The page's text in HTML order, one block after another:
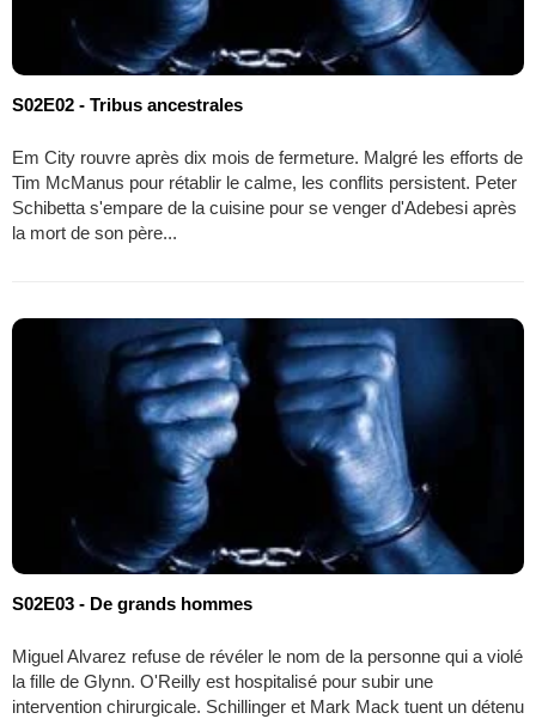
S02E02 - Tribus ancestrales
Em City rouvre après dix mois de fermeture. Malgré les efforts de
Tim McManus pour rétablir le calme, les conflits persistent. Peter
Schibetta s'empare de la cuisine pour se venger d'Adebesi après
la mort de son père...
S02E03 - De grands hommes
Miguel Alvarez refuse de révéler le nom de la personne qui a violé
la fille de Glynn. O'Reilly est hospitalisé pour subir une
intervention chirurgicale. Schillinger et Mark Mack tuent un détenu